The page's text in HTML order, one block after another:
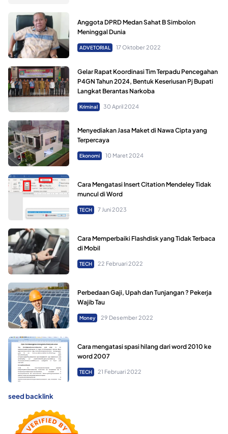
Anggota DPRD Medan Sahat B Simbolon
Meninggal Dunia
ADVETORIAL 17 Oktober 2022
Gelar Rapat Koordinasi Tim Terpadu Pencegahan
P4GN Tahun 2024, Bentuk Keseriusan Pj Bupati
Langkat Berantas Narkoba
Kriminal 30 April 2024
Menyediakan Jasa Maket di Nawa Cipta yang
Terpercaya
Ekonomi 10 Maret 2024
Cara Mengatasi Insert Citation Mendeley Tidak
muncul di Word
TECH 7 Juni 2023
Cara Memperbaiki Flashdisk yang Tidak Terbaca
di Mobil
TECH 22 Februari 2022
Perbedaan Gaji, Upah dan Tunjangan ? Pekerja
Wajib Tau
Money 29 Desember 2022
Cara mengatasi spasi hilang dari word 2010 ke
word 2007
TECH 21 Februari 2022
seed backlink